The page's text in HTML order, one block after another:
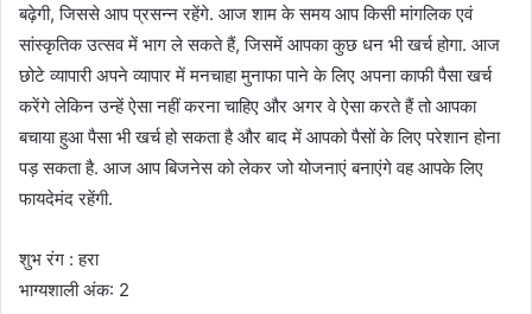
बढ़ेगी, जिससे आप प्रसन्न रहेंगे. आज शाम के समय आप किसी मांगलिक एवं
सांस्कृतिक उत्सव में भाग ले सकते हैं, जिसमें आपका कुछ धन भी खर्च होगा. आज
छोटे व्यापारी अपने व्यापार में मनचाहा मुनाफा पाने के लिए अपना काफी पैसा खर्च
करेंगे लेकिन उन्हें ऐसा नहीं करना चाहिए और अगर वे ऐसा करते हैं तो आपका
बचाया हुआ पैसा भी खर्च हो सकता है और बाद में आपको पैसों के लिए परेशान होना
पड़ सकता है. आज आप बिजनेस को लेकर जो योजनाएं बनाएंगे वह आपके लिए
फायदेमंद रहेंगी.
शुभ रंग : हरा
भाग्यशाली अंक: 2